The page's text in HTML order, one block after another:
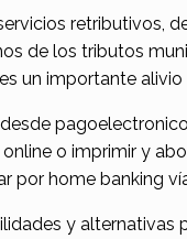
retributivos,
de los tributos
un importante alivio
o imprimir y
por home banking
y alternativas